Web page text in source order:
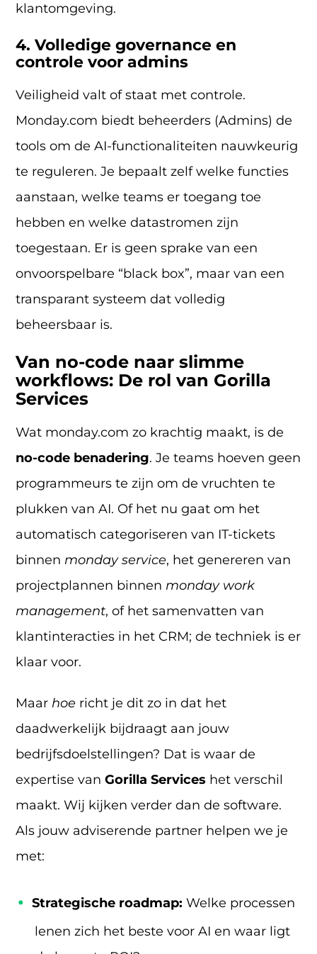
klantomgeving.
4. Volledige governance en
controle voor admins
Veiligheid valt of staat met controle.
Monday.com biedt beheerders (Admins) de
tools om de AI-functionaliteiten nauwkeurig
te reguleren. Je bepaalt zelf welke functies
aanstaan, welke teams er toegang toe
hebben en welke datastromen zijn
toegestaan. Er is geen sprake van een
onvoorspelbare “black box”, maar van een
transparant systeem dat volledig
beheersbaar is.
Van no-code naar slimme
workflows: De rol van Gorilla
Services
Wat monday.com zo krachtig maakt, is de
no-code benadering. Je teams hoeven geen
programmeurs te zijn om de vruchten te
plukken van AI. Of het nu gaat om het
automatisch categoriseren van IT-tickets
binnen monday service, het genereren van
projectplannen binnen monday work
management, of het samenvatten van
klantinteracties in het CRM; de techniek is er
klaar voor.
Maar hoe richt je dit zo in dat het
daadwerkelijk bijdraagt aan jouw
bedrijfsdoelstellingen? Dat is waar de
expertise vanGorilla Services het verschil
maakt. Wij kijken verder dan de software.
Als jouw adviserende partner helpen we je
met:
Strategische roadmap: Welke processen
lenen zich het beste voor AI en waar ligt